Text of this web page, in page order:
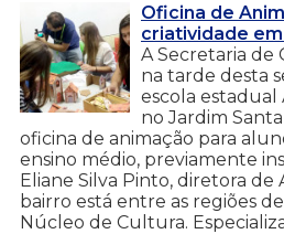
Oficina de
criatividade
A Secretaria
na tarde desta
escola
no Jardim
oficina de animação para
ensino médio, previamente
Eliane Silva Pinto, diretora de
bairro está entre as regiões
Núcleo de Cultura.